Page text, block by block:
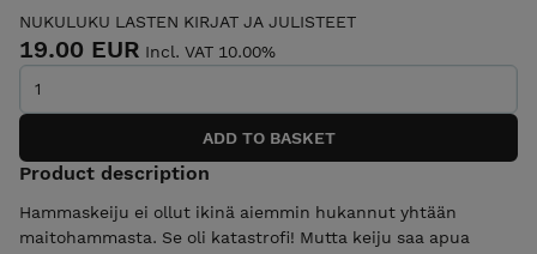
NUKULUKU LASTEN KIRJAT JA JULISTEET
19.00 EUR Incl. VAT 10.00%
Product description
Hammaskeiju ei ollut ikinä aiemmin hukannut yhtään
maitohammasta. Se oli katastrofi! Mutta keiju saa apua